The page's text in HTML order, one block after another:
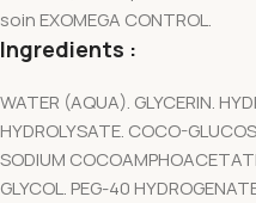
soin EXOMEGA CONTROL.
Ingredients :
WATER (AQUA). GLYCERIN.
HYDROLYSATE. COCO-
SODIUM
GLYCOL. PEG-40